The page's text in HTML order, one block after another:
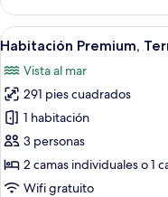
Premium,
vista
al
Abrir
todas
las
fotos
de
Habitación
Premium,
Terraza,
6
Habitación Premium,
Vista al mar
291 pies cuadrados
1 habitación
3 personas
2 camas individuales o 1
Wifi gratuito